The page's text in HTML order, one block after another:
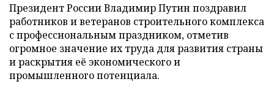
Президент России Владимир Путин поздравил
работников и ветеранов строительного комплекса
с профессиональным праздником, отметив
огромное значение их труда для развития страны
и раскрытия её экономического и
промышленного потенциала.